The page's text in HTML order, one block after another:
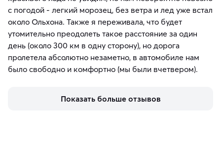
с погодой - легкий морозец, без ветра и лед уже встал
около Ольхона. Также я переживала, что будет
утомительно преодолеть такое расстояние за один
день (около 300 км в одну сторону), но дорога
пролетела абсолютно незаметно, в автомобиле нам
было свободно и комфортно (мы были вчетвером).
Показать больше отзывов